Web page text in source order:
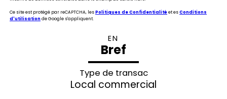
Ce site est protégé par reCAPTCHA, lesPolitiques de Confidentialitéet esConditions
d'utilisationde Google s'appliquent.
EN
Bref
Type de transac
Local commercial